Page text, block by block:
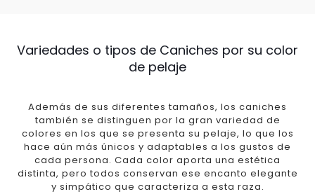
Variedades o tipos de Caniches por su color
de pelaje
Además de sus diferentes tamaños, los caniches
también se distinguen por la gran variedad de
colores en los que se presenta su pelaje, lo que los
hace aún más únicos y adaptables a los gustos de
cada persona. Cada color aporta una estética
distinta, pero todos conservan ese encanto elegante
y simpático que caracteriza a esta raza.